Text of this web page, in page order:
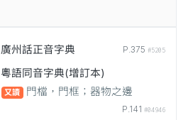
廣州話正音字典 P.375 #5205
粵語同音字典(增訂本)
又讀 門檔，門框；器物之邊
P.141 #04946